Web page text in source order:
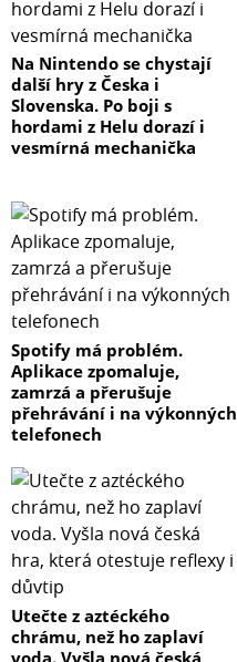
Na Nintendo se chystají
další hry z Česka i
Slovenska. Po boji s
hordami z Helu dorazí i
vesmírná mechanička
Spotify má problém.
Aplikace zpomaluje,
zamrzá a přerušuje
přehrávání i na výkonných
telefonech
Utečte z aztéckého
chrámu, než ho zaplaví
voda. Vyšla nová česká